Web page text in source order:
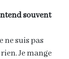
souvent
ne suis pas
Je mange